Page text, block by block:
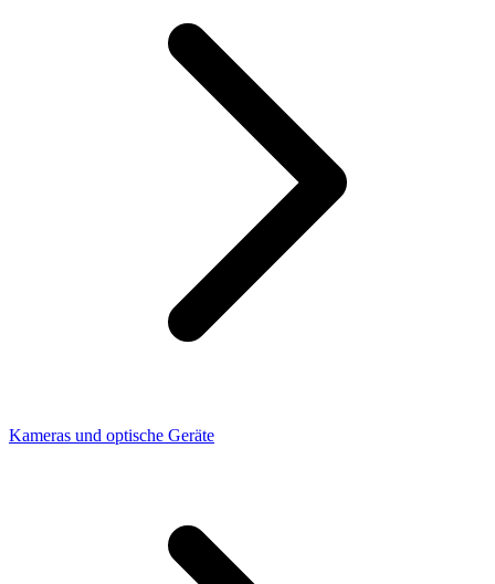
Kameras und optische Geräte